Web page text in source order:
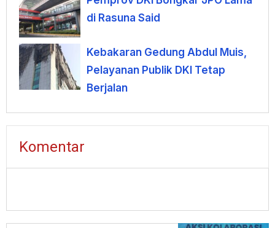
di Rasuna Said
Kebakaran Gedung Abdul Muis,
Pelayanan Publik DKI Tetap
Berjalan
Komentar